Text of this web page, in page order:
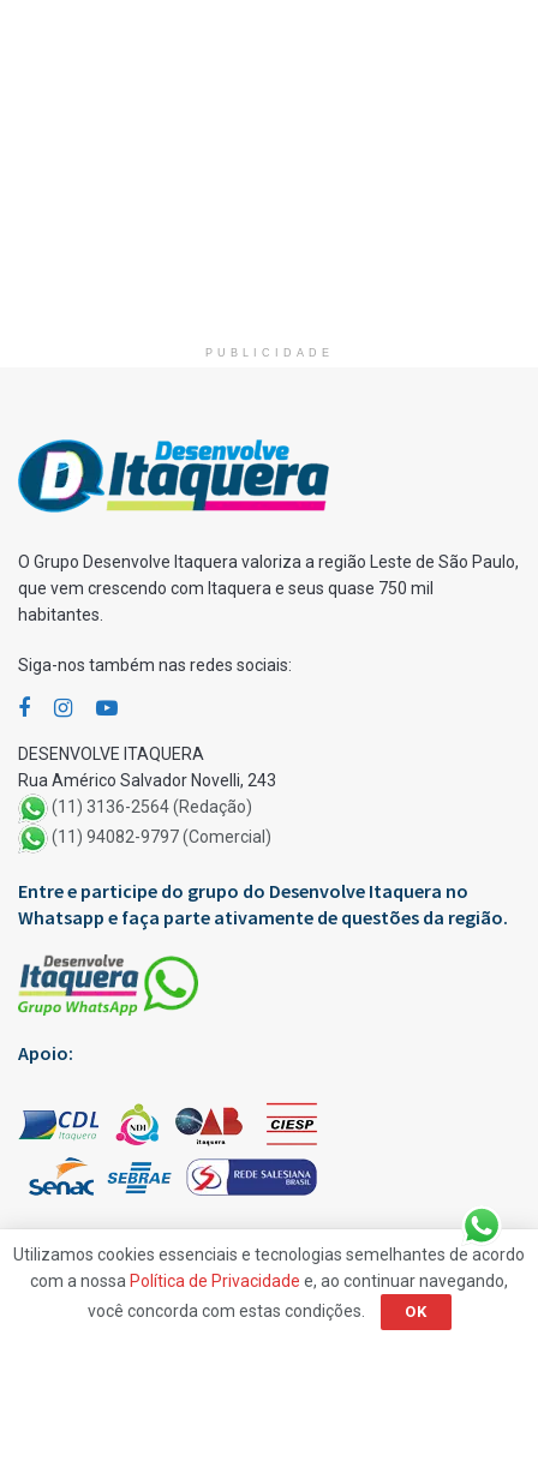
PUBLICIDADE
O Grupo Desenvolve Itaquera valoriza a região Leste de São Paulo,
que vem crescendo com Itaquera e seus quase 750 mil
habitantes.
Siga-nos também nas redes sociais:
DESENVOLVE ITAQUERA
Rua Américo Salvador Novelli, 243
(11) 3136-2564 (Redação)
(11) 94082-9797 (Comercial)
Entre e participe do grupo do Desenvolve Itaquera no
Whatsapp e faça parte ativamente de questões da região.
Apoio:
Edições Virtuais Anuncie
Contato
Utilizamos cookies essenciais e tecnologias semelhantes de acordo
com a nossa Política de Privacidade e, ao continuar navegando,
você concorda com estas condições.
OK